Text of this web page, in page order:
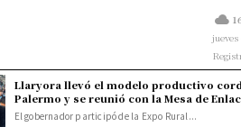
jueves
Llaryora llevó el modelo productivo
Palermo y se reunió con la Mesa de
El gobernador participó de la Expo Rural...